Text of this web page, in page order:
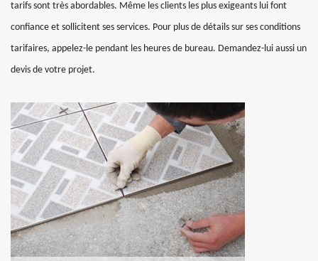
tarifs sont très abordables. Même les clients les plus exigeants lui font
confiance et sollicitent ses services. Pour plus de détails sur ses conditions
tarifaires, appelez-le pendant les heures de bureau. Demandez-lui aussi un
devis de votre projet.